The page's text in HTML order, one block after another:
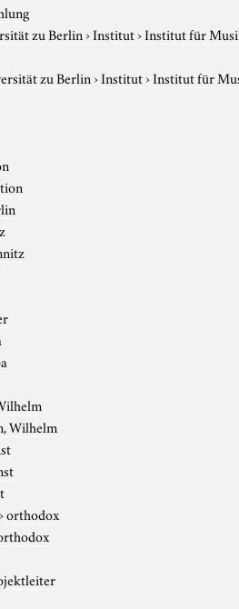
zu Berlin›Institut›Institut für
zu Berlin›Institut›Institut für
Wilhelm
›orthodox